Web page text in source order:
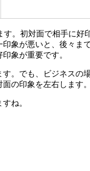
す。初対面で相手に好
象が悪いと、後々ま
象が重要です。
。でも、ビジネスの
の印象を左右します。
ね。